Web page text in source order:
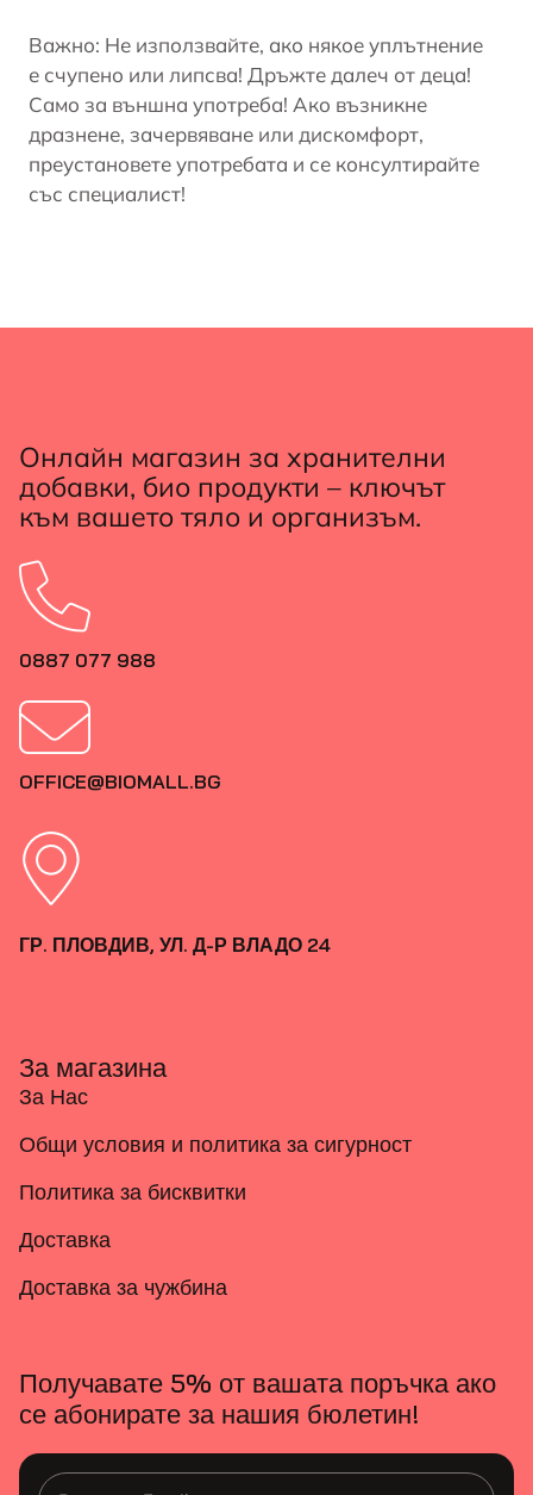
Важно: Не използвайте, ако някое уплътнение
е счупено или липсва! Дръжте далеч от деца!
Само за външна употреба! Ако възникне
дразнене, зачервяване или дискомфорт,
преустановете употребата и се консултирайте
със специалист!
Онлайн магазин за хранителни
добавки, био продукти – ключът
към вашето тяло и организъм.
0887 077 988
OFFICE@BIOMALL.BG
ГР. ПЛОВДИВ, УЛ. Д-Р ВЛАДО 24
За магазина
За Нас
Общи условия и политика за сигурност
Политика за бисквитки
Доставка
Доставка за чужбина
Получавате 5% от вашата поръчка ако
се абонирате за нашия бюлетин!